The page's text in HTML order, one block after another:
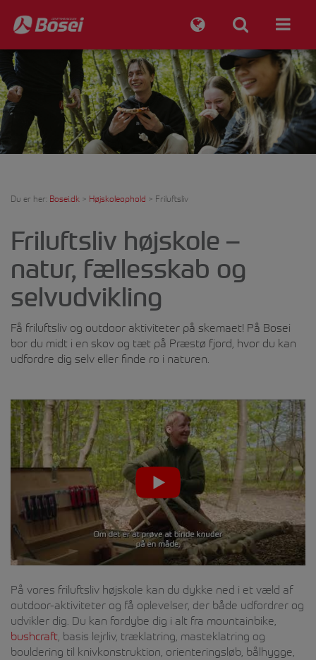
Du er her: Bosei.dk > Højskoleophold > Friluftsliv
Friluftsliv højskole –
natur, fællesskab og
selvudvikling
Få friluftsliv og outdoor aktiviteter på skemaet! På Bosei
bor du midt i en skov og tæt på Præstø fjord, hvor du kan
udfordre dig selv eller finde ro i naturen.
På vores friluftsliv højskole kan du dykke ned i et væld af
outdoor-aktiviteter og få oplevelser, der både udfordrer og
udvikler dig. Du kan fordybe dig i alt fra mountainbike,
bushcraft, basis lejrliv, træklatring, masteklatring og
bouldering til knivkonstruktion, orienteringsløb, bålhygge,